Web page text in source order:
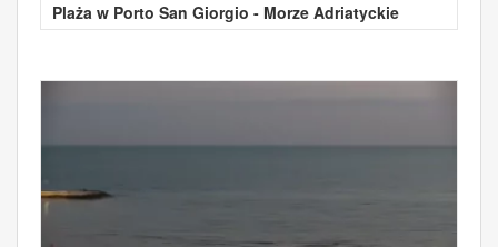
Plaża w Porto San Giorgio - Morze Adriatyckie